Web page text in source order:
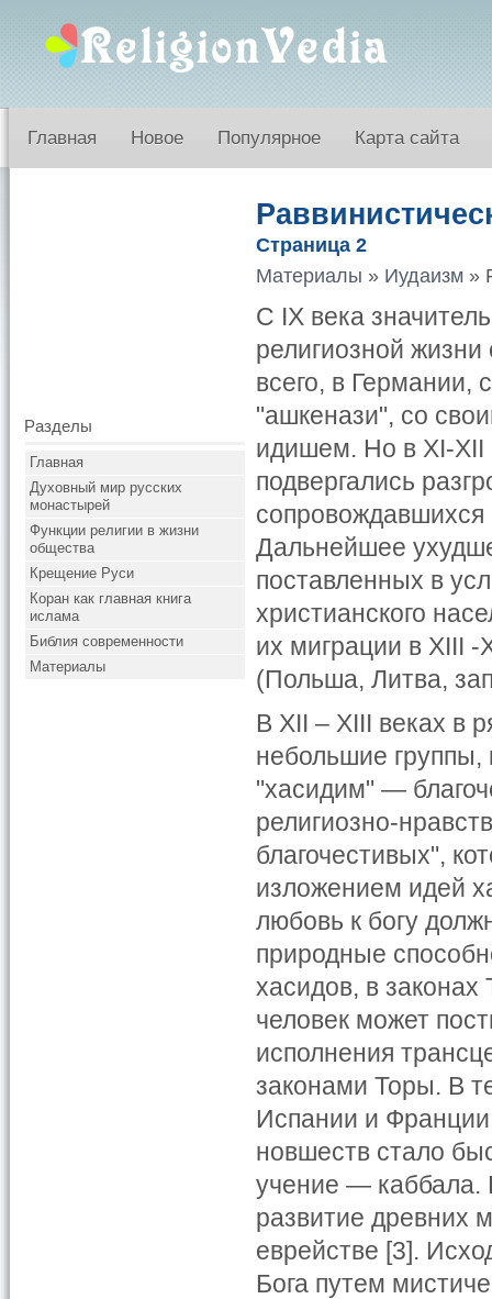
Главная Новое Популярное Карта сайта
Разделы
Главная
Духовный мир русских
монастырей
Функции религии в жизни
общества
Крещение Руси
Коран как главная книга
ислама
Библия современности
Материалы
Страница 2
Материалы » Иудаизм »
С IX века
религиозной
всего, в Германии,
"ашкенази", со
идишем. Но в XI-XII
подвергались
Дальнейшее
поставленных в
христианского
их миграции в XIII
(Польша, Литва,
В XII – XIII веках в
небольшие
"хасидим" —
религиозно-
благочестивых",
изложением идей
любовь к богу
природные
хасидов, в
человек может
исполнения
законами Торы. В
Испании и
новшеств стало
учение — каббала.
развитие древних
еврействе [3].
Бога путем